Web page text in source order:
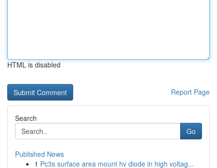
HTML is disabled
Report Page
Search
Go
Published News
1 Pc3s surface area mount hv diode in high voltag...